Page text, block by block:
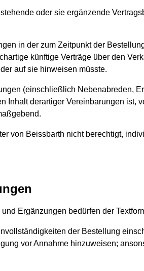
oder sie ergänzende
in der zum Zeitpunkt der
künftige Verträge über den
auf sie hinweisen müsste.
(einschließlich Nebenabreden,
Inhalt derartiger Vereinbarungen ist,
von Beissbarth nicht berechtigt,
Ergänzungen bedürfen der
der Bestellung
vor Annahme hinzuweisen;